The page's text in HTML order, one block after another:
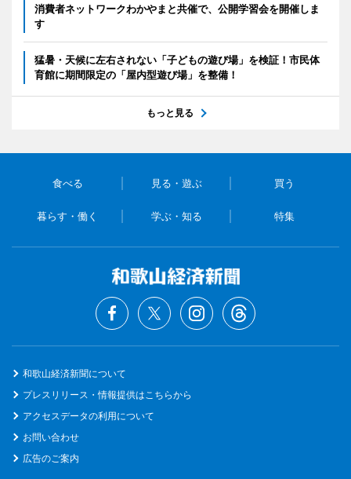
消費者ネットワークわかやまと共催で、公開学習会を開催しま
す
猛暑・天候に左右されない「子どもの遊び場」を検証！市民体
育館に期間限定の「屋内型遊び場」を整備！
もっと見る
食べる 見る・遊ぶ 買う
暮らす・働く 学ぶ・知る 特集
和歌山経済新聞について
プレスリリース・情報提供はこちらから
アクセスデータの利用について
お問い合わせ
広告のご案内